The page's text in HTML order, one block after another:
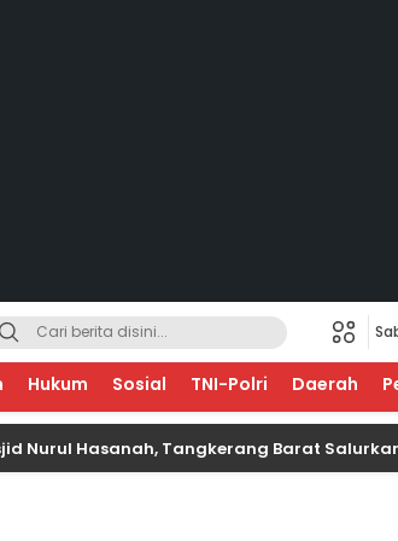
Hukum Sosial TNI-Polri Daerah
Hasanah, Tangkerang Barat Salurkan